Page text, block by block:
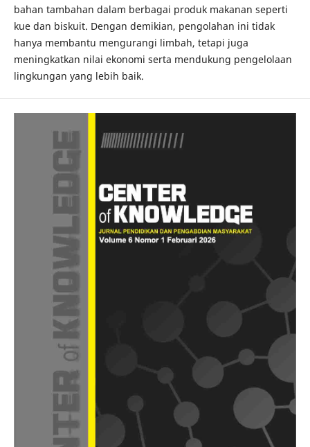
bahan tambahan dalam berbagai produk makanan seperti
kue dan biskuit. Dengan demikian, pengolahan ini tidak
hanya membantu mengurangi limbah, tetapi juga
meningkatkan nilai ekonomi serta mendukung pengelolaan
lingkungan yang lebih baik.